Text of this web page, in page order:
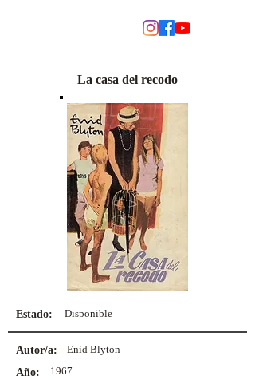
La casa del recodo
Estado: Disponible
Autor/a:
Enid Blyton
Año:
1967